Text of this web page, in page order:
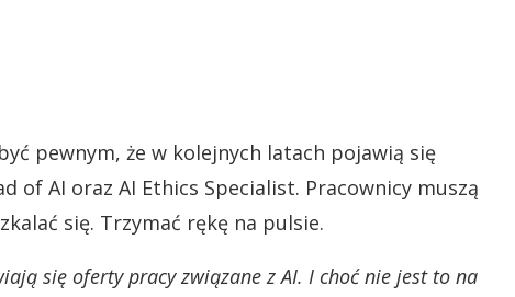
pewnym, że w kolejnych latach pojawią się
of AI oraz AI Ethics Specialist. Pracownicy muszą
się. Trzymać rękę na pulsie.
się oferty pracy związane z AI. I choć nie jest to na